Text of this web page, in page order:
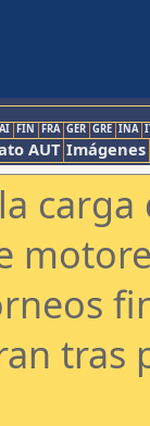
FIN FRA GER GRE INA
AUT Imágenes
tras